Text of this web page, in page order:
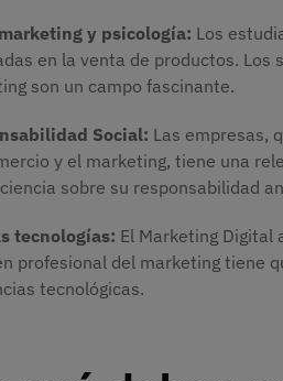
y psicología: Los
en la venta de productos.
son un campo fascinante.
Social: Las empresas,
y el marketing, tiene una
sobre su responsabilidad
tecnologías: El Marketing Digital
profesional del marketing tiene
tecnológicas.